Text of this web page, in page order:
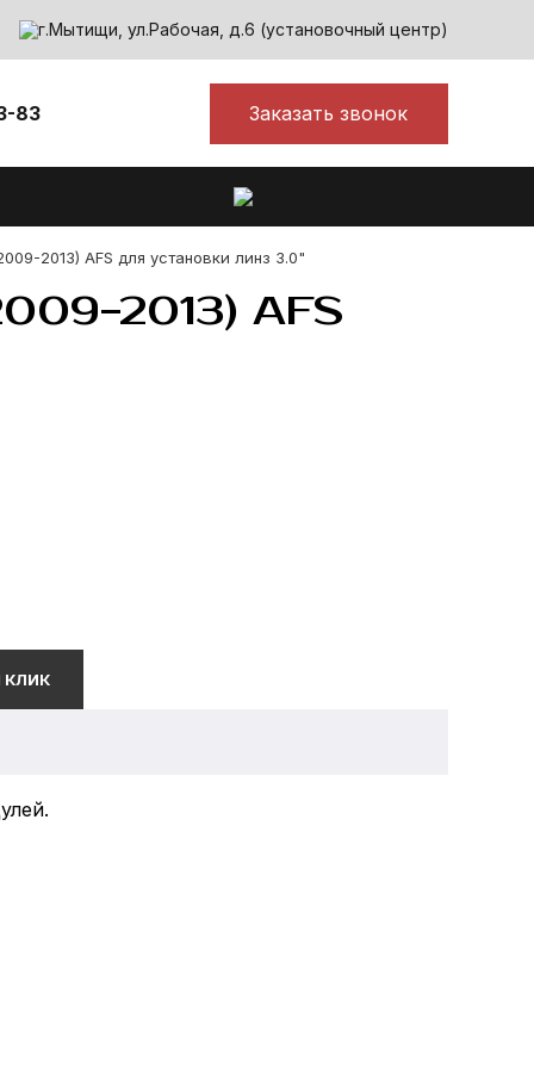
г.Мытищи, ул.Рабочая, д.6 (установочный центр)
83 Заказать звонок
2013) AFS для установки линз 3.0"
2013) AFS
КЛИК